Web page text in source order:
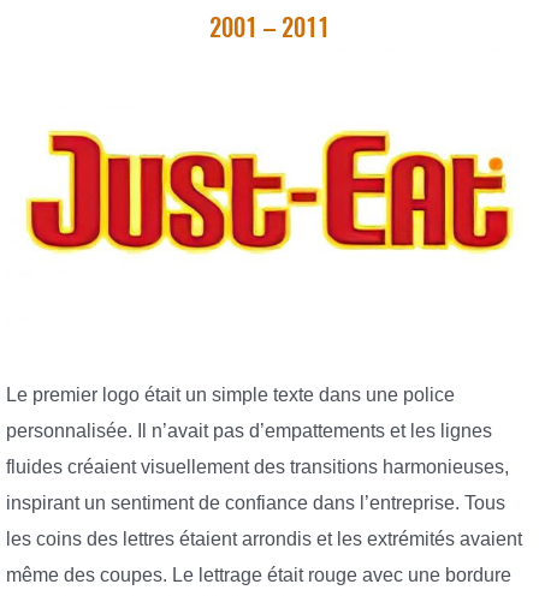
2001 – 2011
Le premier logo était un simple texte dans une police
personnalisée. Il n’avait pas d’empattements et les lignes
fluides créaient visuellement des transitions harmonieuses,
inspirant un sentiment de confiance dans l’entreprise. Tous
les coins des lettres étaient arrondis et les extrémités avaient
même des coupes. Le lettrage était rouge avec une bordure